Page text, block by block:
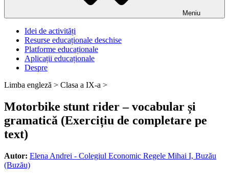
Meniu
Idei de activități
Resurse educaționale deschise
Platforme educaționale
Aplicații educaționale
Despre
Limba engleză > Clasa a IX-a >
Motorbike stunt rider – vocabular și
gramatică (Exercițiu de completare pe
text)
Autor: Elena Andrei - Colegiul Economic Regele Mihai I, Buzău
(Buzău)